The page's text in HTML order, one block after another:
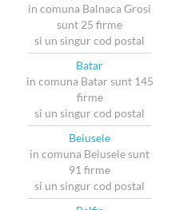
in comuna Balnaca Grosi
sunt 25 firme
si un singur cod postal
Batar
in comuna Batar sunt 145
firme
si un singur cod postal
Beiusele
in comuna Beiusele sunt
91 firme
si un singur cod postal